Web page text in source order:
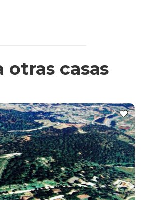
otras casas